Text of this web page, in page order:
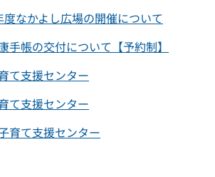
度なかよし広場の開催について
手帳の交付について【予約制】
て支援センター
て支援センター
育て支援センター